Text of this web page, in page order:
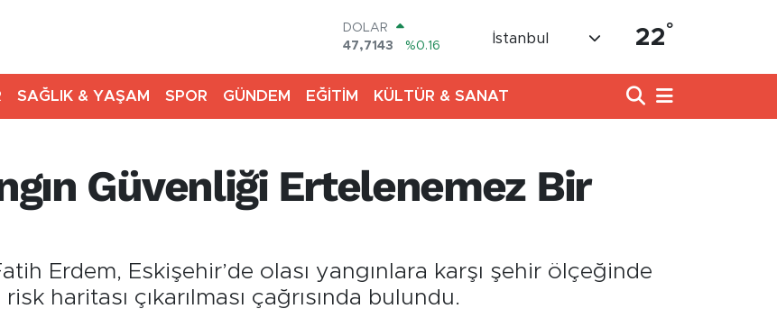
DOLAR
47,7143
%0.16
STERLİN
64,2463
%0.07
BİST100
13.799
%70
İstanbul 22°
SAĞLIK & YAŞAM SPOR GÜNDEM EĞİTİM KÜLTÜR & SANAT
Güvenliği Ertelenemez Bir
Erdem, Eskişehir’de olası yangınlara karşı şehir ölçeğinde
haritası çıkarılması çağrısında bulundu.